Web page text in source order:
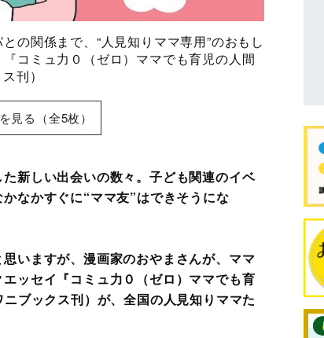
の関係まで、“人見知りママ専用”のおもし
ミュ力０（ゼロ）ママでも育児の人間
刊）
見る（全5枚）
新しい出会いの数々。子ども関連のイベ
なかすぐに“ママ友”はできそうにな
いますが、漫画家のおやまさんが、ママ
ッセイ『コミュ力０（ゼロ）ママでも育
ブックス刊）が、全国の人見知りママた